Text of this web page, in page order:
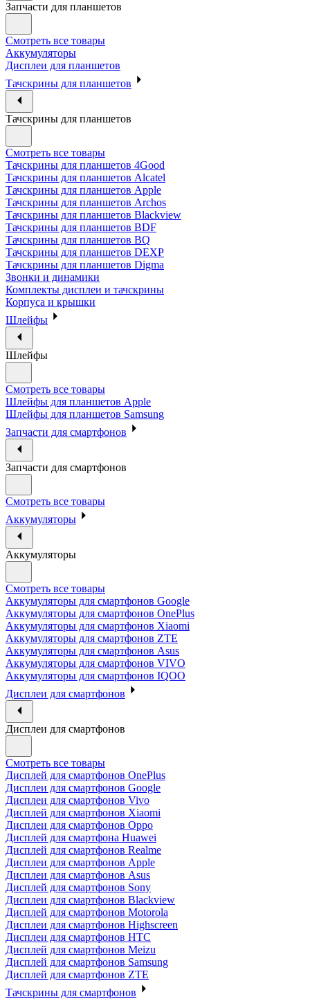
Запчасти для планшетов
Смотреть все товары
Аккумуляторы
Дисплеи для планшетов
Тачскрины для планшетов
Тачскрины для планшетов
Смотреть все товары
Тачскрины для планшетов 4Good
Тачскрины для планшетов Alcatel
Тачскрины для планшетов Apple
Тачскрины для планшетов Archos
Тачскрины для планшетов Blackview
Тачскрины для планшетов BDF
Тачскрины для планшетов BQ
Тачскрины для планшетов DEXP
Тачскрины для планшетов Digma
Звонки и динамики
Комплекты дисплеи и тачскрины
Корпуса и крышки
Шлейфы
Шлейфы
Смотреть все товары
Шлейфы для планшетов Apple
Шлейфы для планшетов Samsung
Запчасти для смартфонов
Запчасти для смартфонов
Смотреть все товары
Аккумуляторы
Аккумуляторы
Смотреть все товары
Аккумуляторы для смартфонов Google
Аккумуляторы для смартфонов OnePlus
Аккумуляторы для смартфонов Xiaomi
Аккумуляторы для смартфонов ZTE
Аккумуляторы для cмартфонов Asus
Аккумуляторы для смартфонов VIVO
Аккумуляторы для смартфонов IQOO
Дисплеи для смартфонов
Дисплеи для смартфонов
Смотреть все товары
Дисплей для смартфонов OnePlus
Дисплеи для смартфонов Google
Дисплеи для смартфонов Vivo
Дисплей для смартфонов Xiaomi
Дисплеи для смартфонов Oppo
Дисплей для смартфона Huawei
Дисплей для смартфонов Realme
Дисплеи для смартфонов Apple
Дисплеи для смартфонов Asus
Дисплей для смартфонов Sony
Дисплеи для смартфонов Blackview
Дисплей для смартфонов Motorola
Дисплеи для смартфонов Highscreen
Дисплеи для смартфонов HTC
Дисплей для смартфонов Meizu
Дисплей для смартфонов Samsung
Дисплей для смартфонов ZTE
Тачскрины для смартфонов